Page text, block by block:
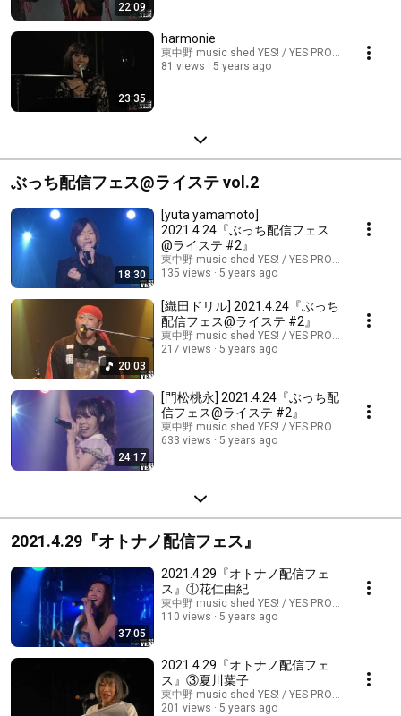
22:09
23:35
harmonie
東中野 music shed YES! / YES PROMOTION
81 views
5 years ago
ぶっち配信フェス@ライステ vol.2
18:30
[yuta yamamoto]
2021.4.24『ぶっち配信フェス
@ライステ #2』
東中野 music shed YES! / YES PROMOTION
135 views
5 years ago
20:03
[織田ドリル] 2021.4.24『ぶっち
配信フェス@ライステ #2』
東中野 music shed YES! / YES PROMOTION
217 views
5 years ago
24:17
[門松桃永] 2021.4.24『ぶっち配
信フェス@ライステ #2』
東中野 music shed YES! / YES PROMOTION
633 views
5 years ago
2021.4.29『オトナノ配信フェス』
37:05
2021.4.29『オトナノ配信フェ
ス』①花仁由紀
東中野 music shed YES! / YES PROMOTION
110 views
5 years ago
2021.4.29『オトナノ配信フェ
ス』③夏川葉子
東中野 music shed YES! / YES PROMOTION
201 views
5 years ago